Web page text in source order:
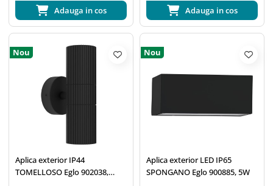
Adauga in cos Adauga in cos
Nou
Aplica exterior IP44
TOMELLOSO Eglo 902038,
Nou
Aplica exterior LED IP65
SPONGANO Eglo 900885, 5W